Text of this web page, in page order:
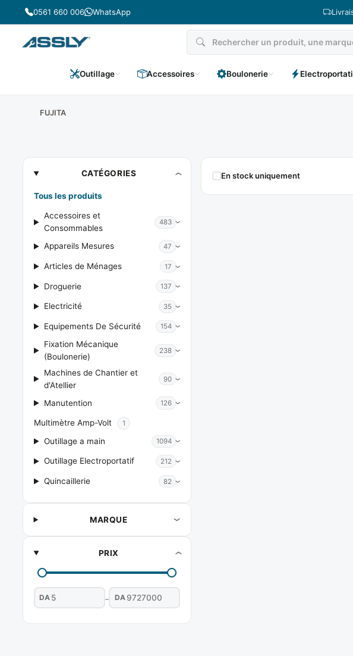
Passer
au
contenu
0561 660 006 WhatsApp
Outillage Accessoires Boulonerie
FUJITA
FUJITA CATÉGORIES
Tous les produits
Accessoires et
Consommables
483
Appareils Mesures 47
Articles de Ménages 17
Droguerie 137
Electricité 35
Equipements De Sécurité 154
Fixation Mécanique
(Boulonerie)
238
Machines de Chantier et
d'Atellier
90
Manutention 126
Multimètre Amp-Volt 1
Outillage a main 1094
Outillage Electroportatif 212
Quincaillerie 82
MARQUE
PRIX
DA – DA
En stock uniquement